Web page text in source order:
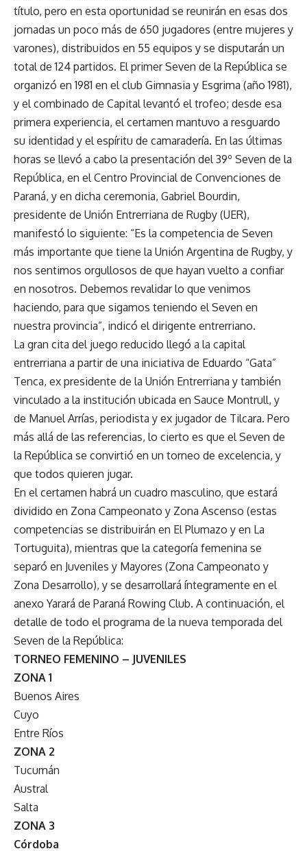
título, pero en esta oportunidad se reunirán en esas dos
jornadas un poco más de 650 jugadores (entre mujeres y
varones), distribuidos en 55 equipos y se disputarán un
total de 124 partidos. El primer Seven de la República se
organizó en 1981 en el club Gimnasia y Esgrima (año 1981),
y el combinado de Capital levantó el trofeo; desde esa
primera experiencia, el certamen mantuvo a resguardo
su identidad y el espíritu de camaradería. En las últimas
horas se llevó a cabo la presentación del 39º Seven de la
República, en el Centro Provincial de Convenciones de
Paraná, y en dicha ceremonia, Gabriel Bourdin,
presidente de Unión Entrerriana de Rugby (UER),
manifestó lo siguiente: “Es la competencia de Seven
más importante que tiene la Unión Argentina de Rugby, y
nos sentimos orgullosos de que hayan vuelto a confiar
en nosotros. Debemos revalidar lo que venimos
haciendo, para que sigamos teniendo el Seven en
nuestra provincia”, indicó el dirigente entrerriano.
La gran cita del juego reducido llegó a la capital
entrerriana a partir de una iniciativa de Eduardo “Gata”
Tenca, ex presidente de la Unión Entrerriana y también
vinculado a la institución ubicada en Sauce Montrull, y
de Manuel Arrías, periodista y ex jugador de Tilcara. Pero
más allá de las referencias, lo cierto es que el Seven de
la República se convirtió en un torneo de excelencia, y
que todos quieren jugar.
En el certamen habrá un cuadro masculino, que estará
dividido en Zona Campeonato y Zona Ascenso (estas
competencias se distribuirán en El Plumazo y en La
Tortuguita), mientras que la categoría femenina se
separó en Juveniles y Mayores (Zona Campeonato y
Zona Desarrollo), y se desarrollará íntegramente en el
anexo Yarará de Paraná Rowing Club. A continuación, el
detalle de todo el programa de la nueva temporada del
Seven de la República:
TORNEO FEMENINO – JUVENILES
ZONA 1
Buenos Aires
Cuyo
Entre Ríos
ZONA 2
Tucumán
Austral
Salta
ZONA 3
Córdoba